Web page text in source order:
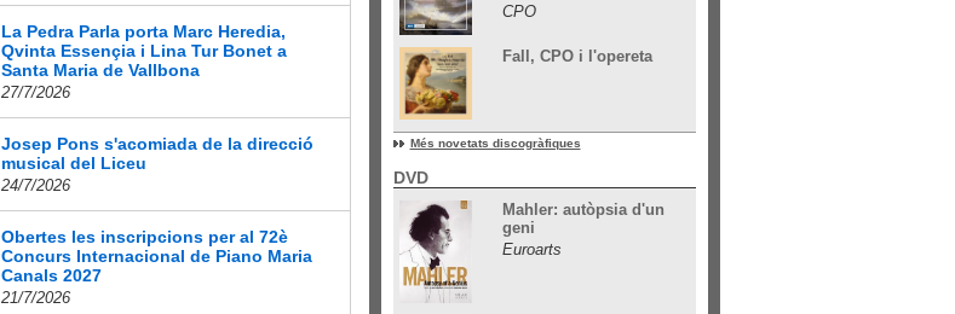
La Pedra Parla porta Marc Heredia,
Qvinta Essençia i Lina Tur Bonet a
Santa Maria de Vallbona
27/7/2026
Josep Pons s'acomiada de la direcció
musical del Liceu
24/7/2026
Obertes les inscripcions per al 72è
Concurs Internacional de Piano Maria
Canals 2027
21/7/2026
CPO
Fall, CPO i l'opereta
Més novetats discogràfiques
DVD
Mahler: autòpsia d'un
geni
Euroarts